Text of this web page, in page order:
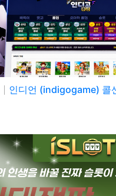
인디언 (indigogame) 콜